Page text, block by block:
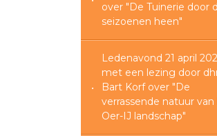
over "De Tuinerie door
seizoenen heen"
Ledenavond 21 april
met een lezing door
Bart Korf over "De
verrassende natuur
Oer-IJ landschap"